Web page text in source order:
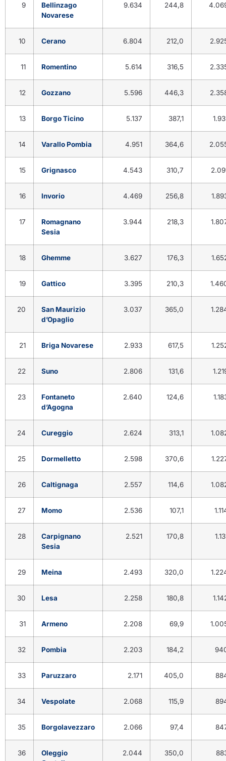
9
Bellinzago
Novarese
9.634 244,8
10 Cerano 6.804 212,0
11 Romentino 5.614 316,5
12 Gozzano 5.596 446,3
13 Borgo Ticino 5.137 387,1
14 Varallo Pombia 4.951 364,6
15 Grignasco 4.543 310,7
16 Invorio 4.469 256,8
17
Romagnano
Sesia
3.944 218,3
18 Ghemme 3.627 176,3
19 Gattico 3.395 210,3
20
San Maurizio
d’Opaglio
3.037 365,0
21 Briga Novarese 2.933 617,5
22 Suno 2.806 131,6
23
Fontaneto
d’Agogna
2.640 124,6
24 Cureggio 2.624 313,1
25 Dormelletto 2.598 370,6
26 Caltignaga 2.557 114,6
27 Momo 2.536 107,1
28
Carpignano
Sesia
2.521 170,8
29 Meina 2.493 320,0
30 Lesa 2.258 180,8
31 Armeno 2.208 69,9
32 Pombia 2.203 184,2
33 Paruzzaro 2.171 405,0
34 Vespolate 2.068 115,9
35 Borgolavezzaro 2.066 97,4
36
Oleggio
2.044 350,0